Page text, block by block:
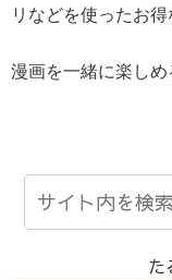
リなどを使ったお得
漫画を一緒に楽しめ
た